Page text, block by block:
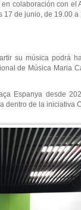
colaboración con
de junio, de 19.00
su música podrá
de Música Maria
Espanya desde
dentro de la iniciativa